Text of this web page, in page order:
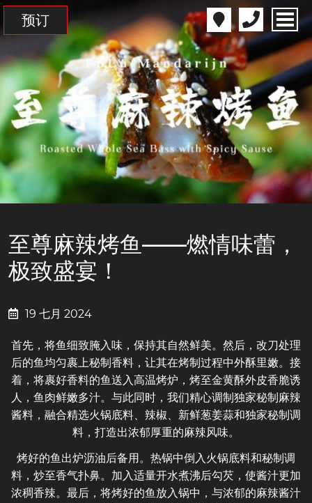
预订
至尊麻辣烤鱼——燃情味蕾，
极致盛宴！
19 七月 2024
首先，将鱼细致腌入味，保持其自然鲜美。然后，改刀处理
后的鱼均匀裹上秘制香料，让其在烤制过程中外酥里嫩。 接
着，将裹好香料的鱼送入高温烤炉，烤至金黄酥外皮香脆诱
人，鱼肉鲜嫩多汁。与此同时，我们精心调制独家秘制麻辣
酱料，融合精选火锅底料、辣椒、新鲜葱姜蒜和独家秘制调
料，打造出浓郁厚重的麻辣风味。
烤好的鱼出炉沥油后备用。热锅中倒入火锅底料和秘制调
料，炒至香气扑鼻。加入适量开水煮沸后勾芡，使酱汁更加
浓稠香辣。最后，将烤好的鱼放入锅中，与浓郁的麻辣酱汁